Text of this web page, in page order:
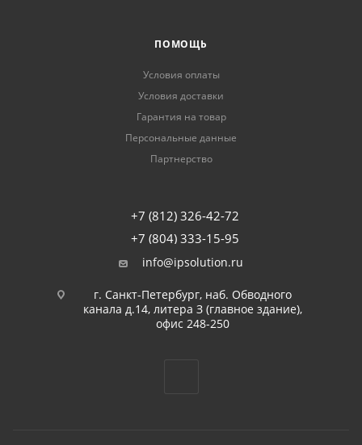
ПОМОЩЬ
Условия оплаты
Условия доставки
Гарантия на товар
Персональные данные
Партнерство
+7 (812) 326-42-72
+7 (804) 333-15-95
info@ipsolution.ru
г. Санкт-Петербург, наб. Обводного
канала д.14, литера З (главное здание),
офис 248-250